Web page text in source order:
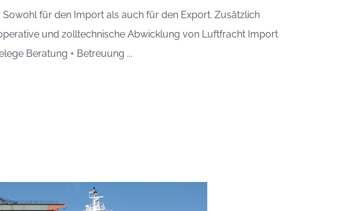
für den Import als auch für den Export. Zusätzlich
und zolltechnische Abwicklung von Luftfracht Import
Beratung + Betreuung ...